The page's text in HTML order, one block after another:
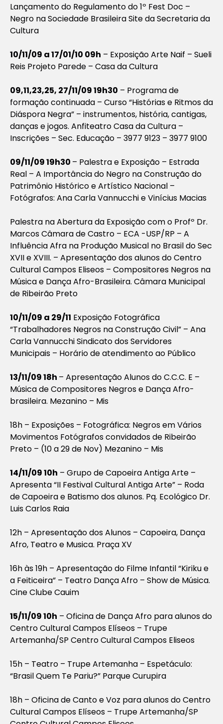
Lançamento do Regulamento do 1º Fest Doc –
Negro na Sociedade Brasileira Site da Secretaria da
Cultura
10/11/09 a 17/01/10 09h – Exposição Arte Naif – Sueli
Reis Projeto Parede – Casa da Cultura
09,11,23,25, 27/11/09 19h30 – Programa de
formação continuada – Curso “Histórias e Ritmos da
Diáspora Negra” – instrumentos, história, cantigas,
danças e jogos. Anfiteatro Casa da Cultura –
Inscrições – Sec. Educação – 3977 9123 – 3977 9100
09/11/09 19h30 – Palestra e Exposição – Estrada
Real – A Importância do Negro na Construção do
Patrimônio Histórico e Artístico Nacional –
Fotógrafos: Ana Carla Vannucchi e Vinícius Macias
Palestra na Abertura da Exposição com o Profº Dr.
Marcos Câmara de Castro – ECA -USP/RP – A
Influência Afra na Produção Musical no Brasil do Sec
XVII e XVIII. – Apresentação dos alunos do Centro
Cultural Campos Eliseos – Compositores Negros na
Música e Dança Afro-Brasileira. Câmara Municipal
de Ribeirão Preto
10/11/09 a 29/11 Exposição Fotográfica
“Trabalhadores Negros na Construção Civil” – Ana
Carla Vannucchi Sindicato dos Servidores
Municipais – Horário de atendimento ao Público
13/11/09 18h – Apresentação Alunos do C.C.C. E –
Música de Compositores Negros e Dança Afro-
brasileira. Mezanino – Mis
18h – Exposições – Fotográfica: Negros em Vários
Movimentos Fotógrafos convidados de Ribeirão
Preto – (10 a 29 de Nov) Mezanino – Mis
14/11/09 10h – Grupo de Capoeira Antiga Arte –
Apresenta “II Festival Cultural Antiga Arte” – Roda
de Capoeira e Batismo dos alunos. Pq. Ecológico Dr.
Luis Carlos Raia
12h – Apresentação dos Alunos – Capoeira, Dança
Afro, Teatro e Musica. Praça XV
16h às 19h – Apresentação do Filme Infantil “Kiriku e
a Feiticeira” – Teatro Dança Afro – Show de Música.
Cine Clube Cauim
15/11/09 10h – Oficina de Dança Afro para alunos do
Centro Cultural Campos Elíseos – Trupe
Artemanha/SP Centro Cultural Campos Eliseos
15h – Teatro – Trupe Artemanha – Espetáculo:
“Brasil Quem Te Pariu?” Parque Curupira
18h – Oficina de Canto e Voz para alunos do Centro
Cultural Campos Elíseos – Trupe Artemanha/SP